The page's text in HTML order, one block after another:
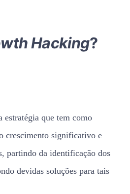
Hacking?
estratégia que tem como
crescimento significativo e
partindo da identificação dos
devidas soluções para tais